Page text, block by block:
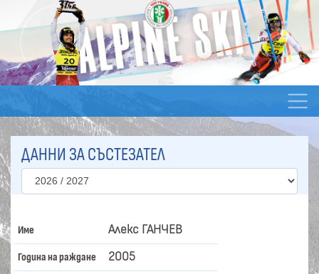
ДАННИ ЗА СЪСТЕЗАТЕЛ
Име Алекс ГАНЧЕВ
Година на раждане 2005